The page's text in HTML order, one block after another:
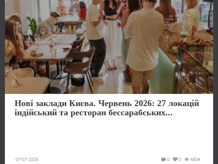
Нові заклади Києва. Червень 2026: 27 локацій
індійський та ресторан бессарабських...
07-07-2026 4804
0
0